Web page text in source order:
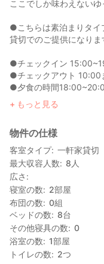
ここでしか味わえない
●こちらは素泊まりタイ
貸切でのご提供になりま
●チェックイン
●チェックアウト 10:00
●夕食の時間
●朝食の時間7:00~8:00
4名1室ですが、十分な
たお部屋です。
談話室（ダイニングル
ト・ミーティングにも最
玄関・浴室・寝室全てバ
●近隣のオススメスポット
・魚河岸テラス（オーシ
https://uogashi-
・三陸ジオパーク
http://sanriku-geo.com
もっと見る
物件の仕様
客室タイプ 一軒家貸切
最大収容人数
8 人
広さ
寝室の数
2部屋
布団の数
0組
ベッドの数
8台
その他寝具の数
0
浴室の数
1部屋
トイレの数
2つ